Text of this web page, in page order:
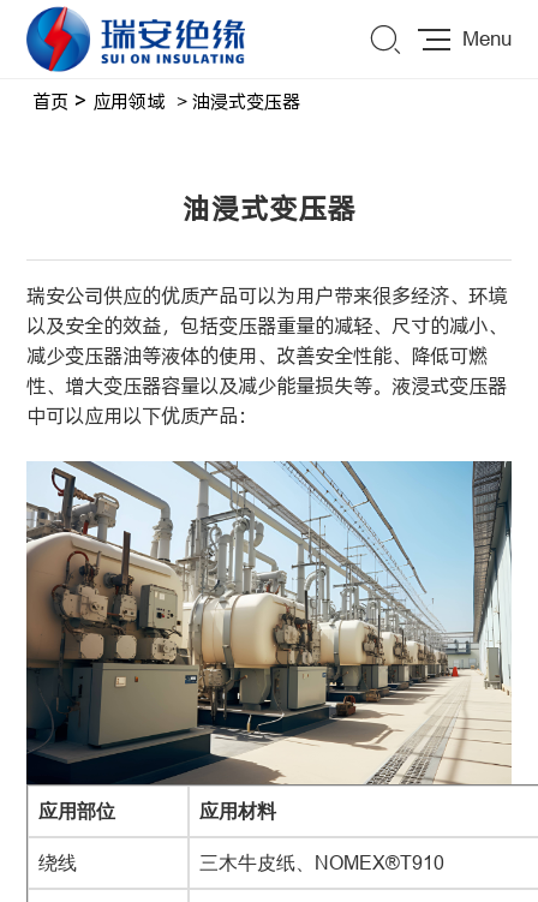
Menu
首页 > 应用领域 > 油浸式变压器
油浸式变压器
瑞安公司供应的优质产品可以为用户带来很多经济、环境
以及安全的效益，包括变压器重量的减轻、尺寸的减小、
减少变压器油等液体的使用、改善安全性能、降低可燃
性、增大变压器容量以及减少能量损失等。液浸式变压器
中可以应用以下优质产品：
应用部位 应用材料
绕线 三木牛皮纸、 NOMEX®T910